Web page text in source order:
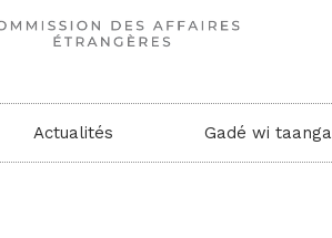
Actualités Gadé wi taanga